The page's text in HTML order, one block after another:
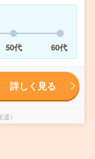
50代 60代
詳しく見る
）